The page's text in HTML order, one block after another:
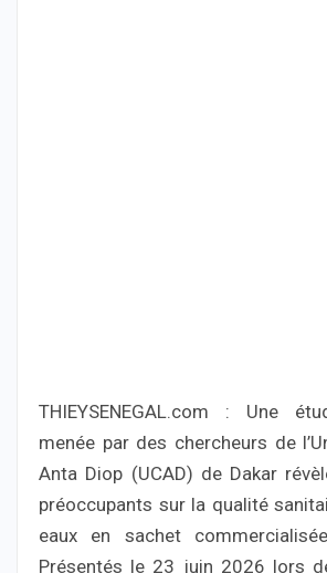
THIEYSENEGAL.com : Une
menée par des chercheurs de
Anta Diop (UCAD) de Dakar
préoccupants sur la qualité
eaux en sachet
Présentés le 23 juin 2026 lors